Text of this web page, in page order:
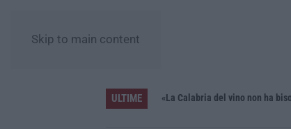
Skip to main content
ULTIME